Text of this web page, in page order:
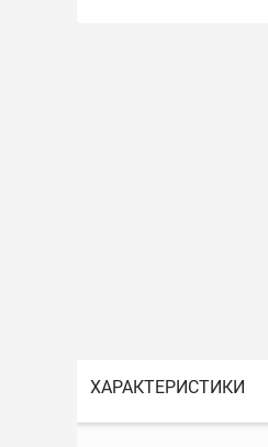
ХАРАКТЕРИСТИКИ